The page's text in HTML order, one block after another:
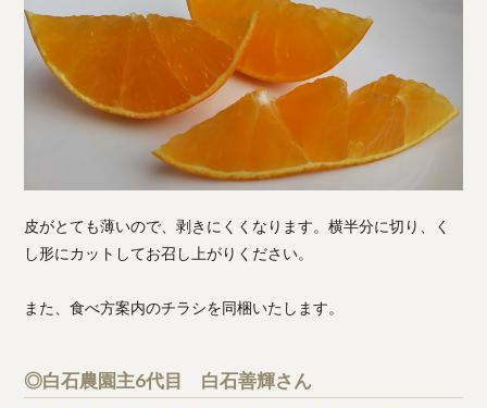
皮がとても薄いので、剥きにくくなります。横半分に切り、く
し形にカットしてお召し上がりください。
また、食べ方案内のチラシを同梱いたします。
◎白石農園主6代目 白石善輝さん